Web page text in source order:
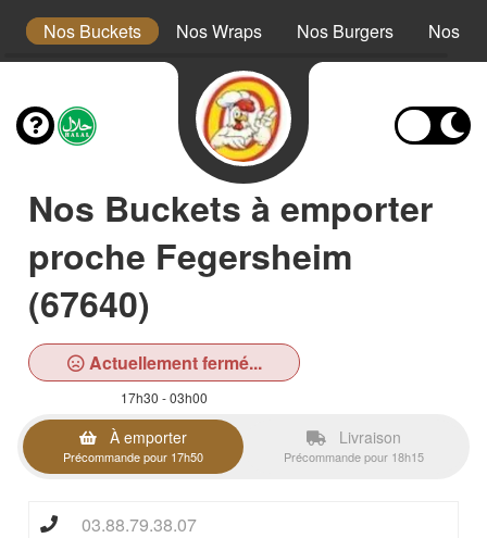
Nos Buckets Nos Wraps Nos Burgers Nos
Nos Buckets à emporter
proche Fegersheim
(67640)
Actuellement fermé...
17h30 - 03h00
À emporter
Précommande pour 17h50
Livraison
Précommande pour 18h15
03.88.79.38.07